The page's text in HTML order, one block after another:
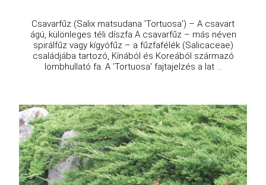
Csavarfűz (Salix matsudana 'Tortuosa') – A csavart
ágú, különleges téli díszfa A csavarfűz – más néven
spirálfűz vagy kígyófűz – a fűzfafélék (Salicaceae)
családjába tartozó, Kínából és Koreából származó
lombhullató fa. A 'Tortuosa' fajtajelzés a lat ...